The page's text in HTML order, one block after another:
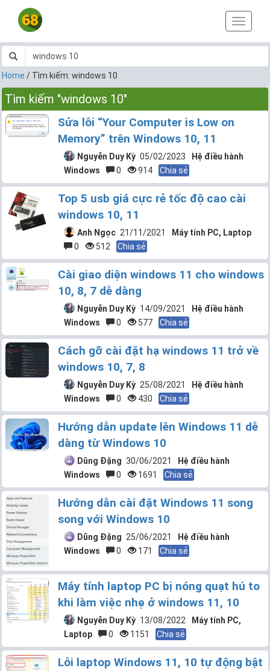
T
o
g
a
n
Home / Tìm kiếm: windows 10
Tìm kiếm "windows 10"
Sửa lỗi “Your Computer is Low on
Memory” trên Windows 10, 11
Nguyễn Duy Kỳ 05/02/2023
Hệ điều hành
Windows
0 914 Chia sẻ
Top 5 usb giá cực rẻ tốc độ cao cài
windows 10, 11
Anh Ngọc 21/11/2021
Máy tính PC, Laptop
0
512 Chia sẻ
Cài giao diện windows 11 cho windows
10, 8, 7 dễ dàng
Nguyễn Duy Kỳ 14/09/2021
Hệ điều hành
Windows
0 577 Chia sẻ
Cách gỡ cài đặt hạ windows 11 trở về
windows 10, 7, 8
Nguyễn Duy Kỳ 25/08/2021
Hệ điều hành
Windows
0 430 Chia sẻ
Hướng dẫn update lên Windows 11 dễ
dàng từ Windows 10
Dũng Đặng 30/06/2021
Hệ điều hành
Windows
0 1691 Chia sẻ
Hướng dẫn cài đặt Windows 11 song
song với Windows 10
Dũng Đặng 25/06/2021
Hệ điều hành
Windows
0 171 Chia sẻ
Máy tính laptop PC bị nóng quạt hú to
khi làm việc nhẹ ở windows 11, 10
Nguyễn Duy Kỳ 13/08/2022
Máy tính PC,
Laptop
0 1151 Chia sẻ
Lỗi laptop Windows 11, 10 tự động bật